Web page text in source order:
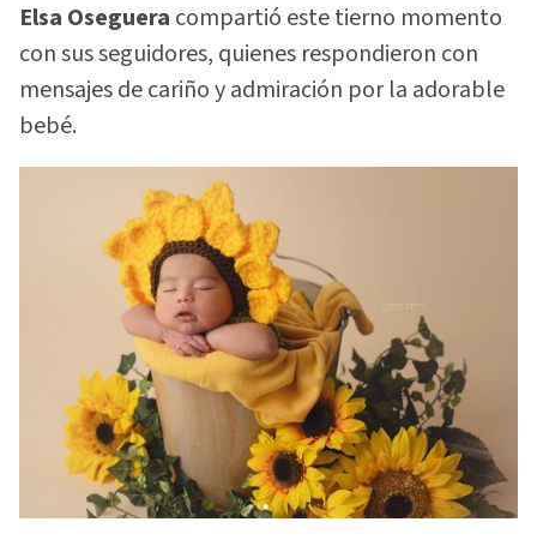
Elsa Oseguera compartió este tierno momento
con sus seguidores, quienes respondieron con
mensajes de cariño y admiración por la adorable
bebé.